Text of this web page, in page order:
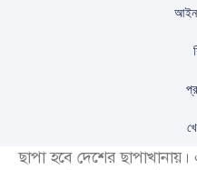
দীর্ঘ ১৫ বছর পর এবার
ছাপা হবে দেশের